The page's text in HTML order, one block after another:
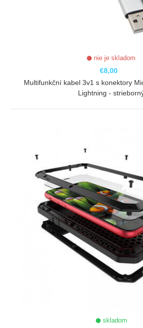
nie je skladom
€8,00
Multifunkční kabel 3v1 s konektory
Lightning -
skladom